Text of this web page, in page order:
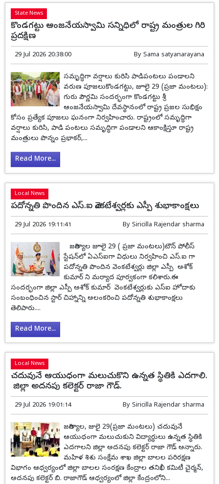
State News
కొండగట్టు ఆంజనేయస్వామి సన్నిధిలో రాష్ట్ర మంత్రుల గిరి
ప్రదక్షిణ
29 Jul 2026 20:38:00 By Sama satyanarayana
సమృద్ధిగా వర్షాలు కురిసి పాడిపంటలు పండాలని
వరుణ పూజలుకొండగట్టు, జూలై 29 (ప్రజా మంటలు):
గురు పౌర్ణమి సందర్భంగా కొండగట్టు శ్రీ
ఆంజనేయస్వామి దేవస్థానంలో రాష్ట్ర ప్రజల సుభిక్షం
కోసం ప్రత్యేక పూజలు ఘనంగా నిర్వహించారు. రాష్ట్రంలో సమృద్ధిగా
వర్షాలు కురిసి, పాడి పంటలు సమృద్ధిగా పండాలని ఆకాంక్షిస్తూ రాష్ట్ర
మంత్రులు పొన్నం ప్రభాకర్,...
Read More...
Local News
పదోన్నతి పొందిన ఎస్‌.ఐ వెంకటేశ్వర్లకు ఎస్పీ శుభాకాంక్షలు
29 Jul 2026 19:11:41 By Siricilla Rajendar sharma
జగిత్యాల జూలై 29 ( ప్రజా మంటలు)టౌన్ పోలీస్
స్టేషన్‌లో ఏఎస్‌ఐగా విధులు నిర్వహించి ఎస్‌.ఐ గా
పదోన్నతి పొందిన వెంకటేశ్వర్లు జిల్లా ఎస్పీ అశోక్
కుమార్ ని మర్యాద పూర్వకంగా కలిశారు.ఈ
సందర్భంగా జిల్లా ఎస్పీ అశోక్ కుమార్ వెంకటేశ్వర్లుకు ఎస్‌ఐ హోదాకు
సంబంధించిన స్టార్ చిహ్నాన్ని అలంకరించి పదోన్నతి శుభాకాంక్షలు
తెలిపారు....
Read More...
Local News
చదువునే ఆయుధంగా మలుచుకొని ఉన్నత స్థితికి ఎదగాలి.
జిల్లా అదనపు కలెక్టర్ రాజా గౌడ్.
29 Jul 2026 19:01:14 By Siricilla Rajendar sharma
జగిత్యాల, జులై 29(ప్రజా మంటలు) చదువునే
ఆయుధంగా మలుచుకుని విద్యార్థులు ఉన్నత స్థితికి
ఎదగాలని జిల్లా అదనపు కలెక్టర్ రాజా గౌడ్ అన్నారు.
మహిళ శిశు సంక్షేమ శాఖ జిల్లా బాలల పరిరక్షణ
విభాగం ఆధ్వర్యంలో జిల్లా బాలల సంరక్షణ కేంద్రాల తనిఖీ కమిటీ చైర్మన్,
అదనపు కలెక్టర్ బి. రాజాగౌడ్ ఆధ్వర్యంలో జిల్లా కేంద్రంలోని...